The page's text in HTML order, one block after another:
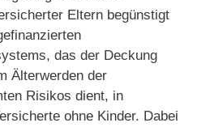
Eltern begünstigt
das der Deckung
Älterwerden der
Risikos dient, in
ohne Kinder. Dabei